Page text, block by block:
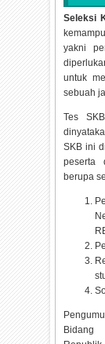
Seleksi
yakni
untuk
sebuah
Tes
SKB ini
peserta
berupa
Bidang